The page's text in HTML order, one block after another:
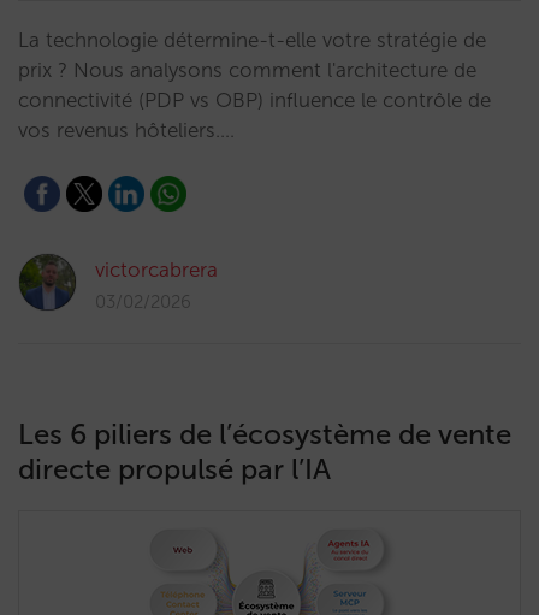
La technologie détermine-t-elle votre stratégie de
prix ? Nous analysons comment l'architecture de
connectivité (PDP vs OBP) influence le contrôle de
vos revenus hôteliers.…
victorcabrera
03/02/2026
Les 6 piliers de l’écosystème de vente
directe propulsé par l’IA